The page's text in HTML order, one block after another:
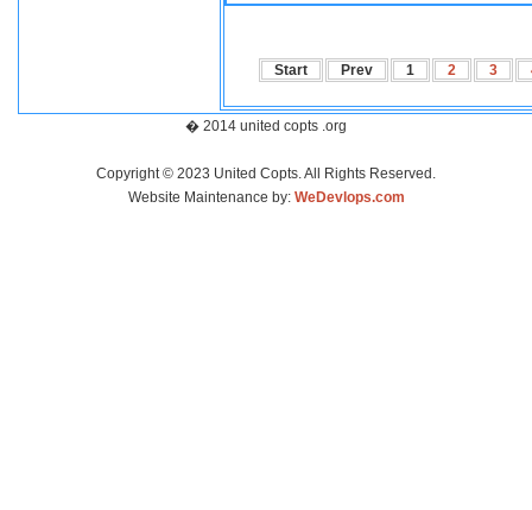
Start Prev 1 2 3
� 2014 united copts .org
Copyright © 2023 United Copts. All Rights Reserved.
Website Maintenance by: WeDevlops.com